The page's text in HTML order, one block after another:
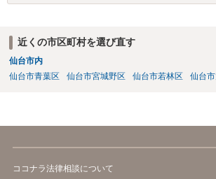
によっては、安全面を考慮して、警察へ事前に
の申立てもご検討なさるとよいかと思います。
近くの市区町村を選び直す
仙台市内
仙台市青葉区
仙台市宮城野区 仙台市若林区 仙台
ココナラ法律相談について